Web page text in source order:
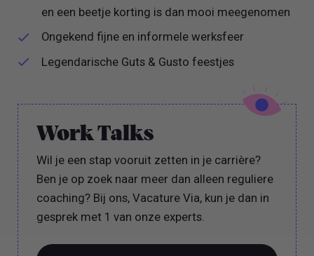
en een beetje korting is dan mooi meegenomen
Ongekend fijne en informele werksfeer
Legendarische Guts & Gusto feestjes
Work Talks
Wil je een stap vooruit zetten in je carrière?
Ben je op zoek naar meer dan alleen reguliere
coaching? Bij ons, Vacature Via, kun je dan in
gesprek met 1 van onze experts.